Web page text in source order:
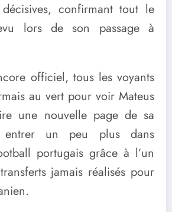
confirmant tout le
lors de son passage à
officiel, tous les voyants
au vert pour voir Mateus
une nouvelle page de sa
un peu plus dans
portugais grâce à l’un
jamais réalisés pour